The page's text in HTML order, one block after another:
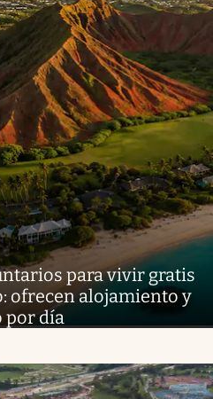
para vivir gratis
ofrecen alojamiento y
por día